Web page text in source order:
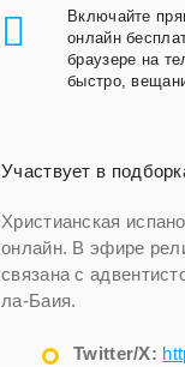
Включайте
онлайн
браузере на
быстро,
Участвует в
Христианская
онлайн. В эфире
связана с
ла-Баия.
Twitter/X: